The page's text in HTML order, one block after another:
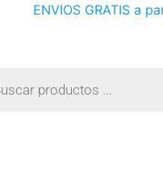
ENVIOS GRATIS a